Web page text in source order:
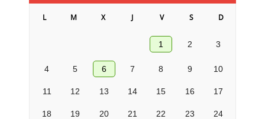
L M X J V S D
1 2 3
4 5 6 7 8 9 10
11 12 13 14 15 16 17
18 19 20 21 22 23 24